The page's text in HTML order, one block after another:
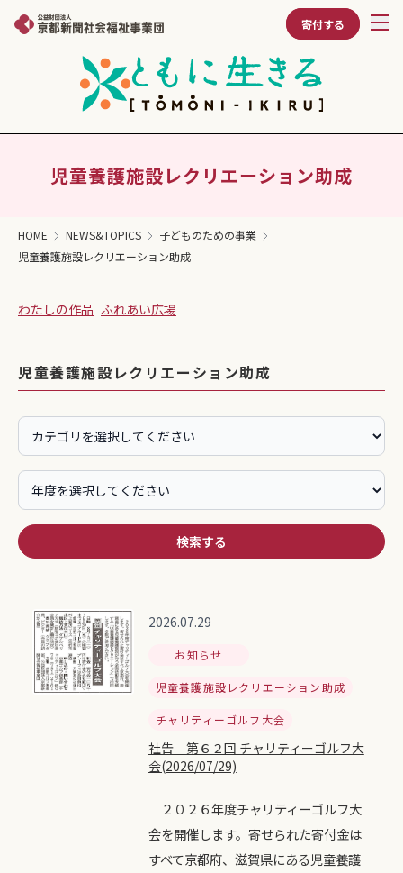
寄付する
児童養護施設レクリエーション助成
HOME NEWS&TOPICS
子どものための事業
児童養護施設レクリエーション助成
わたしの作品 ふれあい広場
児童養護施設レクリエーション助成
検索する
2026.07.29
お知らせ
児童養護施設レクリエーション助成
チャリティーゴルフ大会
社告 第６２回 チャリティーゴルフ大
会(2026/07/29)
２０２６年度チャリティーゴルフ大
会を開催します。寄せられた寄付金は
すべて京都府、滋賀県にある児童養護